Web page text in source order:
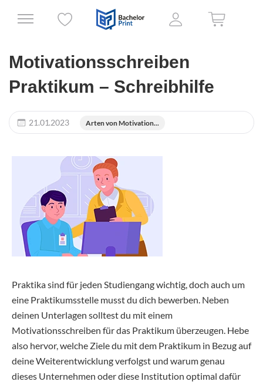
Motivationsschreiben
Praktikum – Schreibhilfe
21.01.2023 Arten von Motivation...
Praktika sind für jeden Studiengang wichtig, doch auch um
eine Praktikumsstelle musst du dich bewerben. Neben
deinen Unterlagen solltest du mit einem
Motivationsschreiben für das Praktikum überzeugen. Hebe
also hervor, welche Ziele du mit dem Praktikum in Bezug auf
deine Weiterentwicklung verfolgst und warum genau
dieses Unternehmen oder diese Institution optimal dafür